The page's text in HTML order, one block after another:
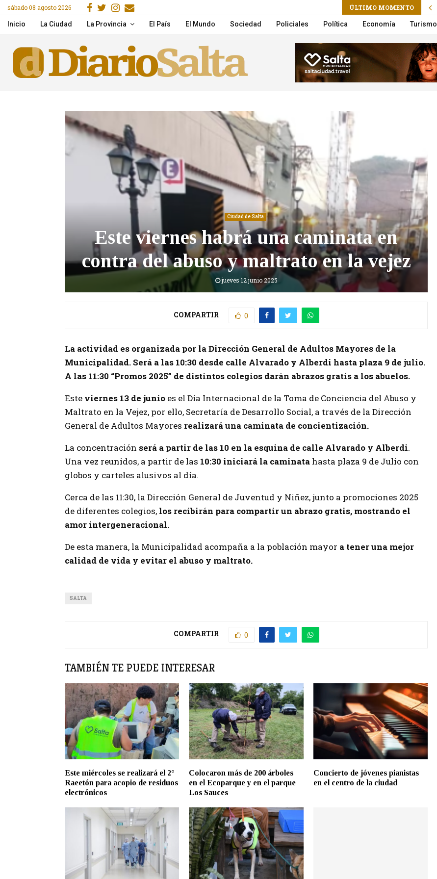
sábado 08 agosto 2026 ÚLTIMO MOMENTO
en IA y herramientas de Google Desde la próxima semana la Municipalidad suma un nuevo Móvil de Castración
Facebook
Gorjeo
Instagram
Email
Inicio La Ciudad La Provincia El País El Mundo Sociedad Policiales Política Economía Turismo
Ciudad de Salta
Este viernes habrá una caminata en
contra del abuso y maltrato en la vejez
jueves 12 junio 2025
COMPARTIR 0
La actividad es organizada por la Dirección General de Adultos Mayores de la
Municipalidad. Será a las 10:30 desde calle Alvarado y Alberdi hasta plaza 9 de julio.
A las 11:30 “Promos 2025” de distintos colegios darán abrazos gratis a los abuelos.
Este viernes 13 de junio es el Día Internacional de la Toma de Conciencia del Abuso y
Maltrato en la Vejez, por ello, Secretaría de Desarrollo Social, a través de la Dirección
General de Adultos Mayores realizará una caminata de concientización.
La concentración será a partir de las 10 en la esquina de calle Alvarado y Alberdi.
Una vez reunidos, a partir de las 10:30 iniciará la caminata hasta plaza 9 de Julio con
globos y carteles alusivos al día.
Cerca de las 11:30, la Dirección General de Juventud y Niñez, junto a promociones 2025
de diferentes colegios, los recibirán para compartir un abrazo gratis, mostrando el
amor intergeneracional.
De esta manera, la Municipalidad acompaña a la población mayor a tener una mejor
calidad de vida y evitar el abuso y maltrato.
SALTA
COMPARTIR 0
TAMBIÉN TE PUEDE INTERESAR
Este miércoles se realizará el 2°
Raeetón para acopio de residuos
electrónicos
Colocaron más de 200 árboles
en el Ecoparque y en el parque
Los Sauces
Concierto de jóvenes pianistas
en el centro de la ciudad